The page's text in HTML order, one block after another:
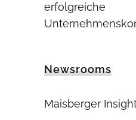
erfolgreiche
Newsrooms
Maisberger